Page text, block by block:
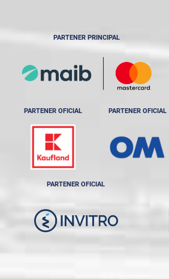
PARTENER PRINCIPAL
PARTENER OFICIAL PARTENER OFICIAL
PARTENER OFICIAL